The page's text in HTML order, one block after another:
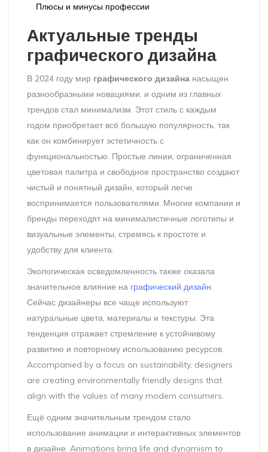
Плюсы и минусы профессии
Актуальные тренды
графического дизайна
В 2024 году мир графического дизайна насыщен
разнообразными новациями, и одним из главных
трендов стал минимализм. Этот стиль с каждым
годом приобретает всё большую популярность, так
как он комбинирует эстетичность с
функциональностью. Простые линии, ограниченная
цветовая палитра и свободное пространство создают
чистый и понятный дизайн, который легче
воспринимается пользователями. Многие компании и
бренды переходят на минималистичные логотипы и
визуальные элементы, стремясь к простоте и
удобству для клиента.
Экологическая осведомленность также оказала
значительное влияние на графический дизайн.
Сейчас дизайнеры все чаще используют
натуральные цвета, материалы и текстуры. Эта
тенденция отражает стремление к устойчивому
развитию и повторному использованию ресурсов.
Accompanied by a focus on sustainability, designers
are creating environmentally friendly designs that
align with the values of many modern consumers.
Ещё одним значительным трендом стало
использование анимации и интерактивных элементов
в дизайне. Animations bring life and dynamism to